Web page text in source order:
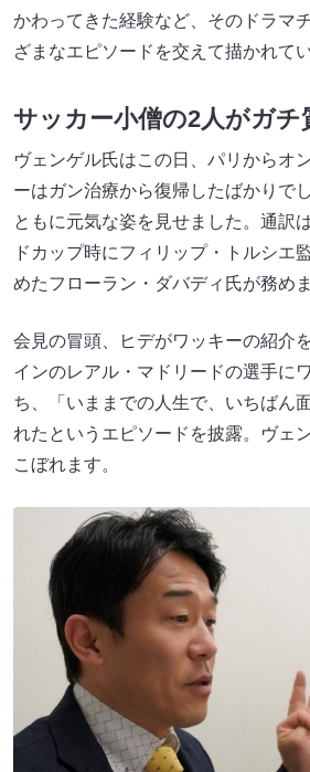
かわってきた経験など、そのドラマ
ざまなエピソードを交えて描かれてい
サッカー小僧の2人がガチ
ヴェンゲル氏はこの日、パリからオ
ーはガン治療から復帰したばかりで
ともに元気な姿を見せました。通訳
ドカップ時にフィリップ・トルシエ
めたフローラン・ダバディ氏が務めま
会見の冒頭、ヒデがワッキーの紹介
インのレアル・マドリードの選手に
ち、「いままでの人生で、いちばん
れたというエピソードを披露。ヴェ
こぼれます。